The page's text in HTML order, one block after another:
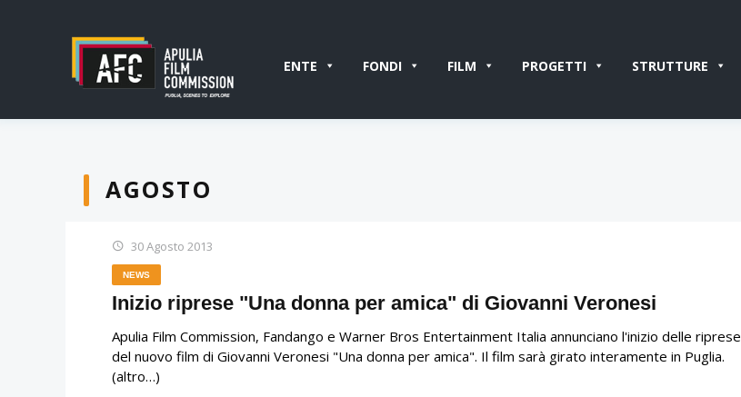
ENTE FONDI FILM PROGETTI STRUTTURE
AGOSTO
30 Agosto 2013
NEWS
Inizio riprese "Una donna per amica" di Giovanni Veronesi
Apulia Film Commission, Fandango e Warner Bros Entertainment Italia annunciano l'inizio delle riprese
del nuovo film di Giovanni Veronesi "Una donna per amica". Il film sarà girato interamente in Puglia.
(altro…)